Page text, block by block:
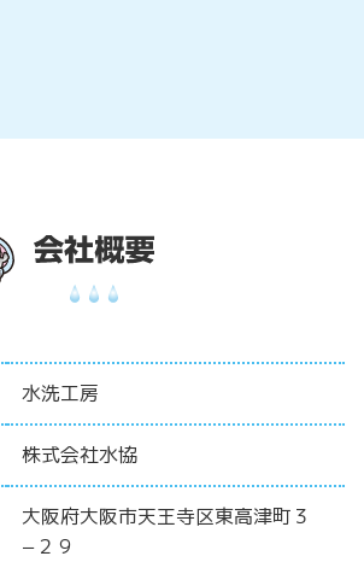
水洗工房
株式会社水協
大阪府大阪市天王寺区東高津町３
−２９